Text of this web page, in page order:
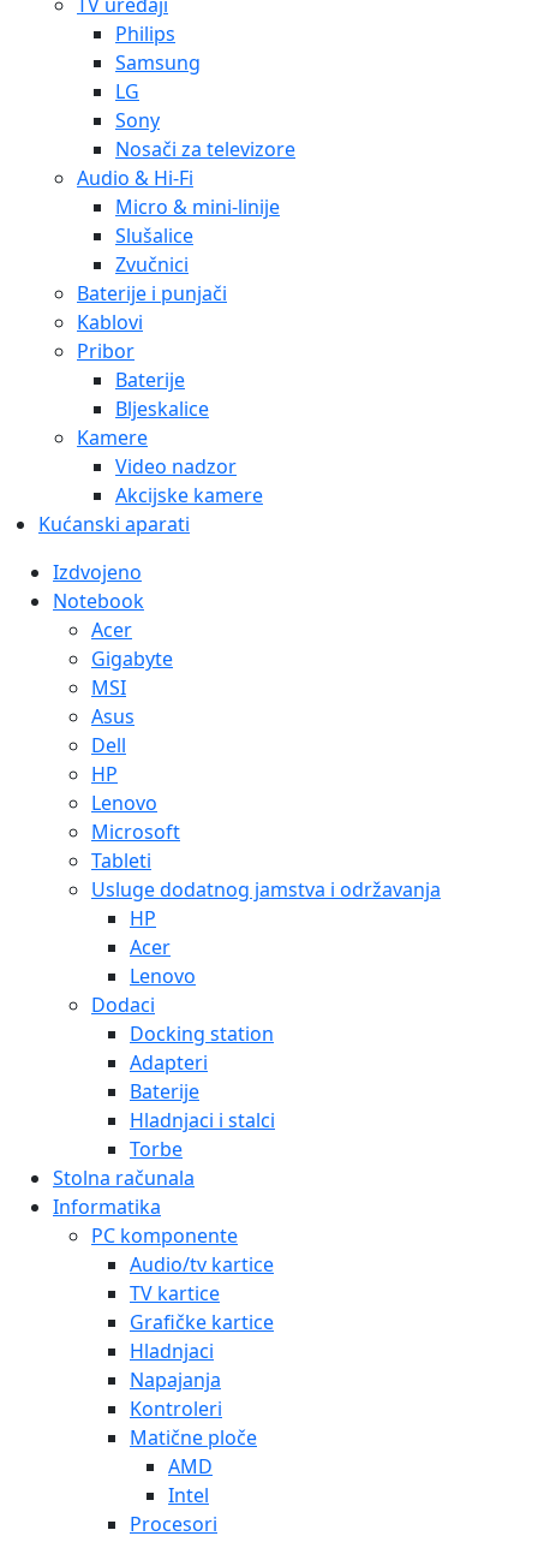
Philips
Samsung
LG
Sony
Nosači za televizore
Audio & Hi-Fi
Micro & mini-linije
Slušalice
Zvučnici
Baterije i punjači
Kablovi
Pribor
Baterije
Bljeskalice
Kamere
Video nadzor
Akcijske kamere
Kućanski aparati
Izdvojeno
Notebook
Acer
Gigabyte
MSI
Asus
Dell
HP
Lenovo
Microsoft
Tableti
Usluge dodatnog jamstva i održavanja
HP
Acer
Lenovo
Dodaci
Docking station
Adapteri
Baterije
Hladnjaci i stalci
Torbe
Stolna računala
Informatika
PC komponente
Audio/tv kartice
TV kartice
Grafičke kartice
Hladnjaci
Napajanja
Kontroleri
Matične ploče
AMD
Intel
Procesori